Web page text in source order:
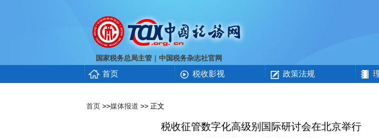
国家税务总局主管 ｜ 中国税务杂志社官网
首页 税收影视 政策法规
首页 >>媒体报道 >> 正文
税收征管数字化高级别国际研讨会在北京举行